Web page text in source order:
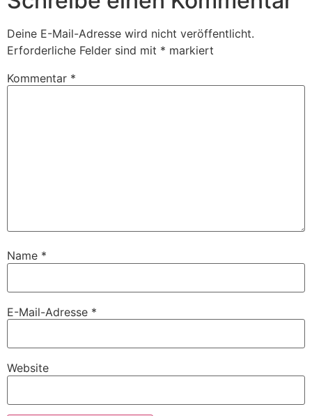
Deine E-Mail-Adresse wird nicht veröffentlicht.
Erforderliche Felder sind mit * markiert
Kommentar *
Name *
E-Mail-Adresse *
Website